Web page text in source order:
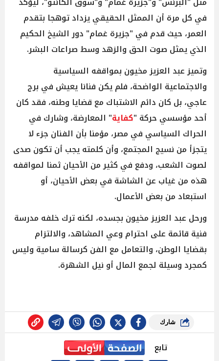
في كل مرة أن الممثل الحقيقي يزداد توهجا بتقدم
العمر، حيث قدم في "جزيرة غمام" دور الشيخ الحكيم
الذي يمثل صوت الحق والزهد وسط صراعات البشر.
وتميز عبد العزيز مخيون بمواقفه السياسية
والاجتماعية الواضحة، فلم يكن فنانا يعيش في برج
عاجي، بل كان دائم الاشتباك مع قضايا وطنه، فقد كان
أحد مؤسسي حركة "كفاية" المعارضة، وشارك في
الحراك السياسي في مصر، مؤمنا بأن الفنان جزء لا
يتجزأ من نسيج المجتمع، وأن كلمته يجب أن تكون صدى
لصوت الشعب، ودفع في كثير من الأحيان ثمنا لمواقفه
هذه من غياب عن الشاشة في بعض الأحيان، أو
استبعاد من بعض الأعمال.
ورحل عبد العزيز مخيون بجسده، لكنه ترك خلفه مدرسة
فنية قائمة على احترام وعي المشاهد، والالتزام
بقضايا الوطن، والتعامل مع الفن كرسالة سامية وليس
كمجرد وسيلة لجمع المال أو نيل الشهرة.
شارك
تابع